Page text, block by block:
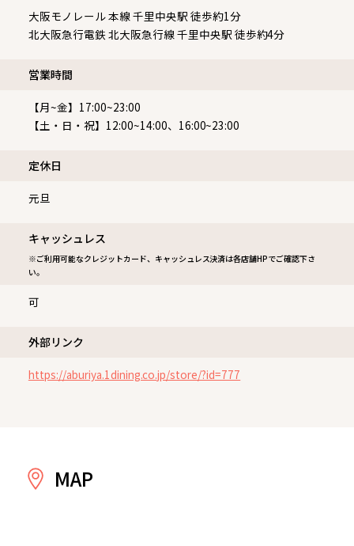
大阪モノレール 本線 千里中央駅 徒歩約1分
北大阪急行電鉄 北大阪急行線 千里中央駅 徒歩約4分
営業時間
【月~金】17:00~23:00
【土・日・祝】12:00~14:00、16:00~23:00
定休⽇
元旦
キャッシュレス
※ご利用可能なクレジットカード、キャッシュレス決済は各店舗HPでご確認下さ
い。
可
外部リンク
https://aburiya.1dining.co.jp/store/?id=777
MAP